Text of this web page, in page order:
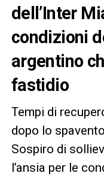
dell’Inter
condizioni
argentino
fastidio
Tempi di
dopo lo
Sospiro di
l’ansia per le